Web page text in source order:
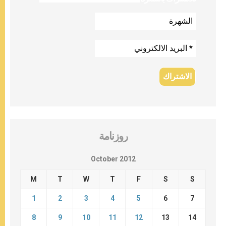
روزنامة
October 2012
M T W T F S S
1 2 3 4 5 6 7
8 9 10 11 12 13 14